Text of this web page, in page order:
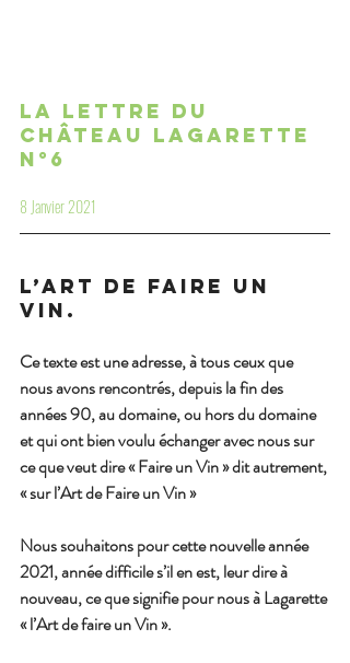
La lettre du
Château Lagarette
n°6
8 Janvier 2021
L’Art de Faire un
Vin.
Ce texte est une adresse, à tous ceux que
nous avons rencontrés, depuis la fin des
années 90, au domaine, ou hors du domaine
et qui ont bien voulu échanger avec nous sur
ce que veut dire « Faire un Vin » dit autrement,
« sur l’Art de Faire un Vin »
Nous souhaitons pour cette nouvelle année
2021, année difficile s’il en est, leur dire à
nouveau, ce que signifie pour nous à Lagarette
« l’Art de faire un Vin ».